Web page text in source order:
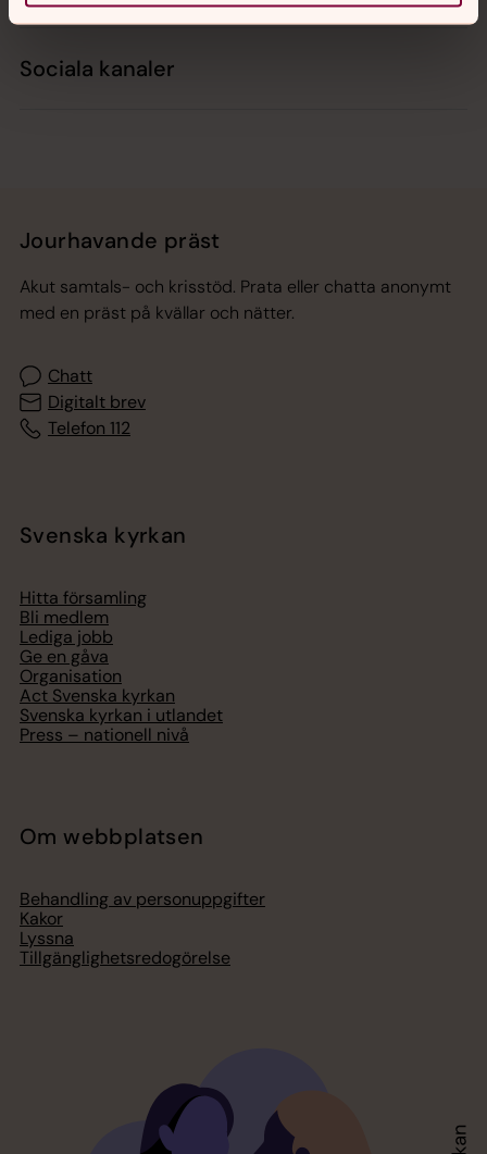
Sociala kanaler
Jourhavande präst
Akut samtals- och krisstöd. Prata eller chatta anonymt
med en präst på kvällar och nätter.
Chatt
Digitalt brev
Telefon 112
Svenska kyrkan
Hitta församling
Bli medlem
Lediga jobb
Ge en gåva
Organisation
Act Svenska kyrkan
Svenska kyrkan i utlandet
Press – nationell nivå
Om webbplatsen
Behandling av personuppgifter
Kakor
Lyssna
Tillgänglighetsredogörelse